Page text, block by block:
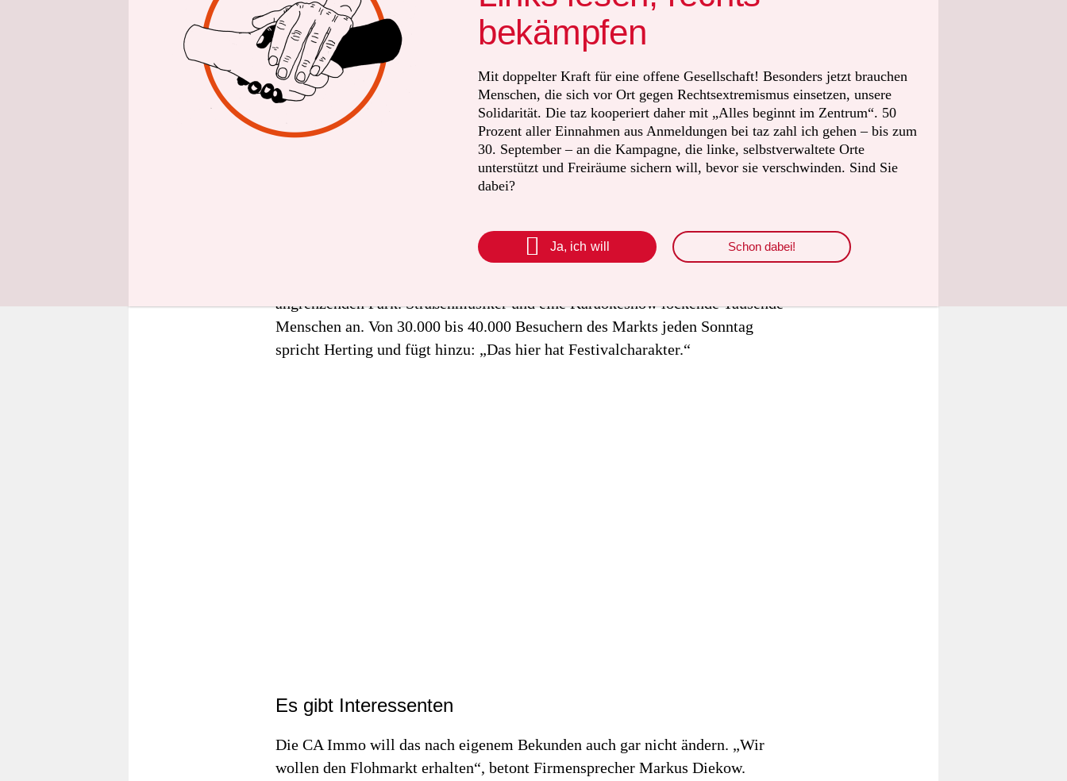
gemacht“, sagte er am Donnerstag der taz. Mit einerOnlinepetition
die Betreiber seit Mittwochabend, Druck auf den Eigentümer des Geländes, die
österreichische CA Immo AG, aufzubauen. Die Resonanz sei „super“, freut sich
Herting. Tatsächlich haben innerhalb eines Tages bereits mehr als 6.500
Menschen die Petition unterschrieben.
Seit knapp zehn Jahren organisieren Herting und seine beiden Kollegen den
Flohmarkt, der inzwischen in jedem Berlinreiseführer steht. Dafür gibt es
und andere Berlinsouvenirs, dazu gibt es Möbelhändler, jede Menge
Essensstände und einige Prenzlberger Muttis, die nicht mehr benötigte (Baby)-
angrenzenden Park. Straßenmusiker und eine Karaokeshow lockende Tausende
Menschen an. Von 30.000 bis 40.000 Besuchern des Markts jeden Sonntag
spricht Herting und fügt hinzu: „Das hier hat Festivalcharakter.“
Es gibt Interessenten
Die CA Immo will das nach eigenem Bekunden auch gar nicht ändern. „Wir
wollen den Flohmarkt erhalten“, betont Firmensprecher Markus Diekow.
bekämpfen
Mit doppelter Kraft für eine offene Gesellschaft! Besonders jetzt brauchen
Menschen, die sich vor Ort gegen Rechtsextremismus einsetzen, unsere
Solidarität. Die taz kooperiert daher mit „Alles beginnt im Zentrum“. 50
Prozent aller Einnahmen aus Anmeldungen bei taz zahl ich gehen – bis zum
30. September – an die Kampagne, die linke, selbstverwaltete Orte
unterstützt und Freiräume sichern will, bevor sie verschwinden. Sind Sie
dabei?
 Ja, ich will Schon dabei!